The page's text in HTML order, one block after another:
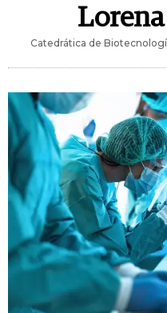
Catedrática de